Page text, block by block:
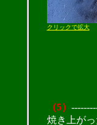
クリックで拡大
（5）
焼き上が